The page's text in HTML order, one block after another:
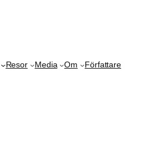
Resor Media Om Författare